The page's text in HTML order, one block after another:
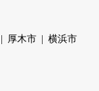
厚木市 横浜市